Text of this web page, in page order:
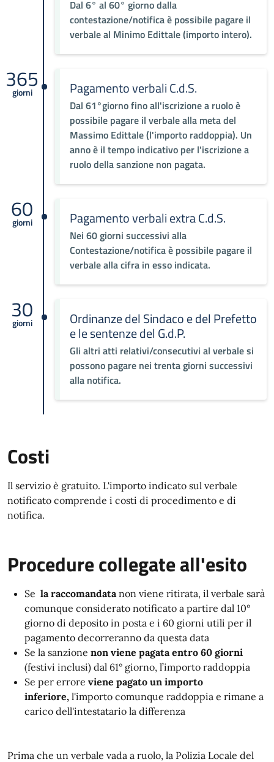
Dal 6° al 60° giorno dalla
contestazione/notifica è possibile pagare il
verbale al Minimo Edittale (importo intero).
365
giorni Pagamento verbali C.d.S.
Dal 61°giorno fino all'iscrizione a ruolo è
possibile pagare il verbale alla meta del
Massimo Edittale (l'importo raddoppia). Un
anno è il tempo indicativo per l'iscrizione a
ruolo della sanzione non pagata.
60
giorni Pagamento verbali extra C.d.S.
Nei 60 giorni successivi alla
Contestazione/notifica è possibile pagare il
verbale alla cifra in esso indicata.
30
giorni Ordinanze del Sindaco e del Prefetto
e le sentenze del G.d.P.
Gli altri atti relativi/consecutivi al verbale si
possono pagare nei trenta giorni successivi
alla notifica.
Costi
Il servizio è gratuito. L'importo indicato sul verbale
notificato comprende i costi di procedimento e di
notifica.
Procedure collegate all'esito
Se la raccomandatanon viene ritirata, il verbale sarà
comunque considerato notificato a partire dal 10°
giorno di deposito in posta e i 60 giorni utili per il
pagamento decorreranno da questa data
Se la sanzione non viene pagata entro 60 giorni
(festivi inclusi) dal 61° giorno, l’importo raddoppia
Se per errore viene pagato un importo
inferiore, l'importo comunque raddoppia e rimane a
carico dell'intestatario la differenza
Prima che un verbale vada a ruolo, la Polizia Locale del